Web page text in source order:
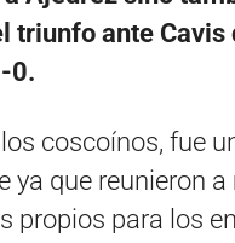
triunfo ante Cavis
0.
coscoínos, fue
ya que reunieron a
propios para los